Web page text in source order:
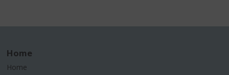
Home
Home